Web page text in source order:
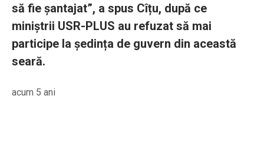
să fie șantajat”, a spus Cîțu, după ce
miniștrii USR-PLUS au refuzat să mai
participe la ședința de guvern din această
seară.
acum 5 ani